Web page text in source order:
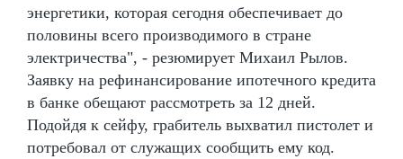
энергетики, которая сегодня обеспечивает до
половины всего производимого в стране
электричества", - резюмирует Михаил Рылов.
Заявку на рефинансирование ипотечного кредита
в банке обещают рассмотреть за 12 дней.
Подойдя к сейфу, грабитель выхватил пистолет и
потребовал от служащих сообщить ему код.